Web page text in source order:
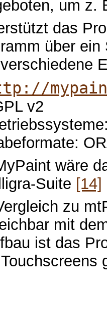
um z.
das
über
v2
wäre
Suite [14]
zu
mit
ist das